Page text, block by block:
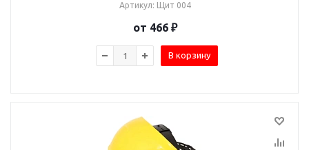
Артикул: Щит 004
от 466 ₽
В корзину